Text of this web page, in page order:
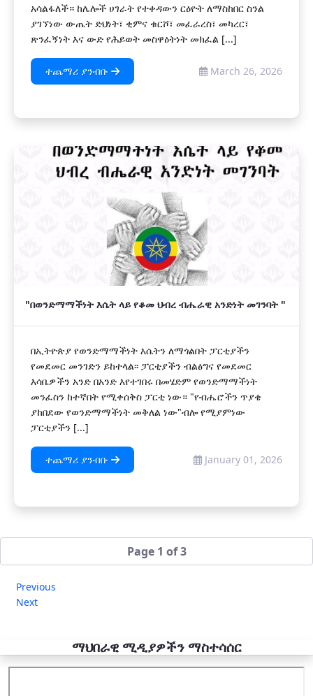
አሳልፋለች። ከሌሎች ሀገራት የተቀዳውን ርዕዮት ለማስከበር ስንል
ያገኘነው ውጤት ድህነት፣ ቂምና ቁርሾ፣ መፈራረስ፣ መካረር፣
ጽንፈኝነት እና ውድ የሕይወት መስዋዕትነት መክፈል [...]
ተጨማሪ ያንብቡ March 26, 2026
"በወንድማማችነት እሴት ላይ የቆመ ህብረ ብሔራዊ አንድነት መገንባት "
በኢትዮጵያ የወንድማማችነት እሴትን ለማጎልበት ፓርቲያችን
የመደመር መንገድን ይከተላል፡፡ ፓርቲያችን ብልፅግና የመደመር
እሳቤዎችን አንድ በአንድ እየተገበሩ በመሄድም የወንድማማችነት
መንፈስን ከተኛበት የሚቀሰቅስ ፓርቲ ነው። "የብሔሮችን ጥያቄ
ያከበደው የወንድማማችነት መቅለል ነው"ብሎ የሚያምነው
ፓርቲያችን [...]
ተጨማሪ ያንብቡ January 01, 2026
Page 1 of 3
Previous
Next
ማህበራዊ ሚዲያዎችን ማስተሳሰር